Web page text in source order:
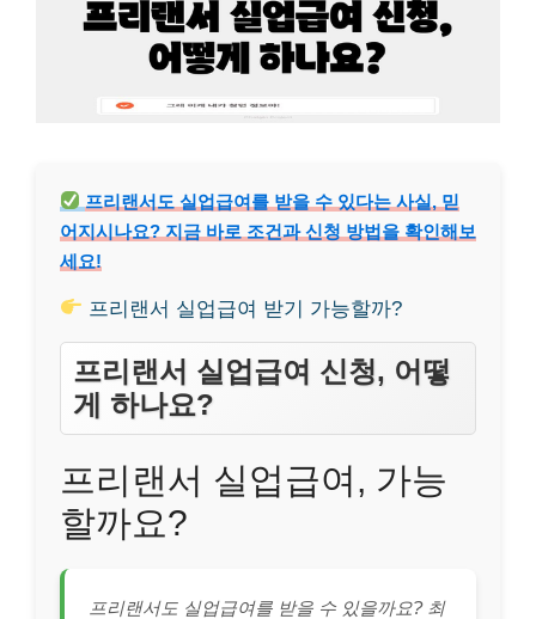
프리랜서도 실업급여를 받을 수 있다는 사실, 믿
어지시나요? 지금 바로 조건과 신청 방법을 확인해보
세요!
프리랜서 실업급여 받기 가능할까?
프리랜서 실업급여 신청, 어떻
게 하나요?
프리랜서 실업급여, 가능
할까요?
프리랜서도 실업급여를 받을 수 있을까요? 최